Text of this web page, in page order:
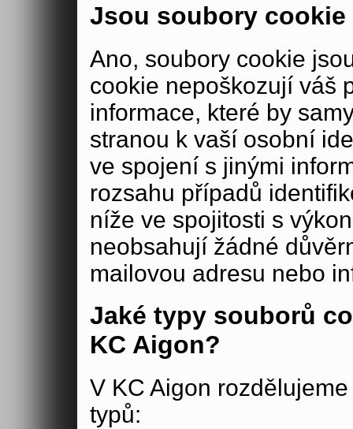
Jsou soubory cookie
Ano, soubory cookie
cookie nepoškozují váš
informace, které by
stranou k vaší osobní
ve spojení s jinými
rozsahu případů
níže ve spojitosti s
neobsahují žádné
mailovou adresu nebo
Jaké typy souborů
KC Aigon?
V KC Aigon
typů: